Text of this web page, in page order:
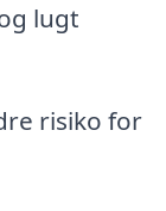
lugt
risiko for